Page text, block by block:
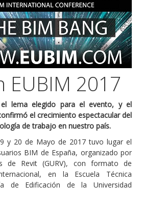
EUBIM 2017
lema elegido para el evento, y el
el crecimiento espectacular del
de trabajo en nuestro país.
y 20 de Mayo de 2017 tuvo lugar el
BIM de España, organizado por
de Revit (GURV), con formato de
en la Escuela Técnica
de Edificación de la Universidad